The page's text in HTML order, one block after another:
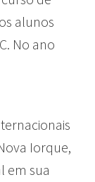
alunos
No ano
Iorque,
em sua